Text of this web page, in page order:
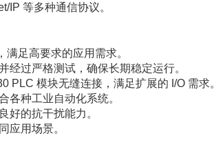
IP 等多种通信协议。
足高要求的应用需求。
经过严格测试，确保长期稳定运行。
PLC 模块无缝连接，满足扩展的 I/O 需求。
各种工业自动化系统。
好的抗干扰能力。
应用场景。